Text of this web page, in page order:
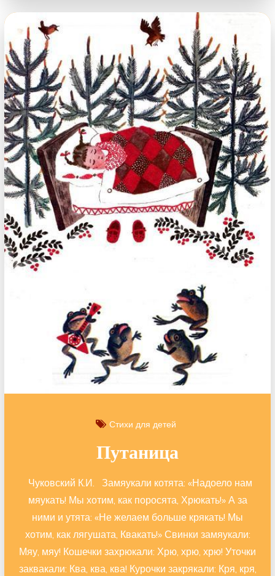
Стихи для детей
Путаница
Чуковский К.И. Замяукали котята: «Надоело нам
мяукать! Мы хотим, как поросята, Хрюкать!» А за
ними и утята: «Не желаем больше крякать! Мы
хотим, как лягушата, Квакать!» Свинки замяукали:
Мяу, мяу! Кошечки захрюкали: Хрю, хрю, хрю! Уточки
заквакали: Ква, ква, ква! Курочки закрякали: Кря, кря,